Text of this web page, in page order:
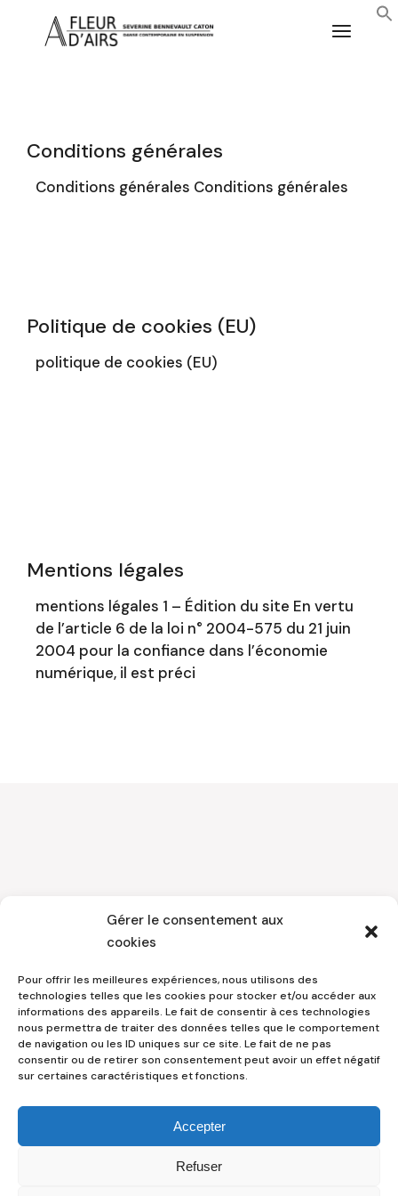
Gérer le consentement aux
cookies
Pour offrir les meilleures expériences, nous utilisons des
technologies telles que les cookies pour stocker et/ou accéder aux
informations des appareils. Le fait de consentir à ces technologies
nous permettra de traiter des données telles que le comportement
de navigation ou les ID uniques sur ce site. Le fait de ne pas
consentir ou de retirer son consentement peut avoir un effet négatif
sur certaines caractéristiques et fonctions.
Accepter
Refuser
contenu
Conditions générales
Conditions générales Conditions générales
Politique de cookies (EU)
politique de cookies (EU)
Mentions légales
mentions légales 1 – Édition du site En vertu
de l’article 6 de la loi n° 2004-575 du 21 juin
2004 pour la confiance dans l’économie
numérique, il est préci
Politique de confidentialité
Politique des cookies
Mentions légales
Demande de données privées